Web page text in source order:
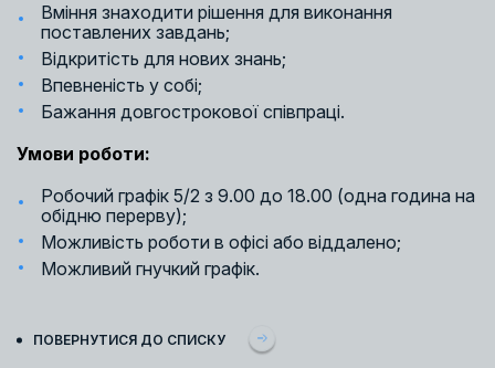
Вміння знаходити рішення для виконання
поставлених завдань;
Відкритість для нових знань;
Впевненість у собі;
Бажання довгострокової співпраці.
Умови роботи:
Робочий графік 5/2 з 9.00 до 18.00 (одна година на
обідню перерву);
Можливість роботи в офісі або віддалено;
Можливий гнучкий графік.
ПОВЕРНУТИСЯ ДО СПИСКУ